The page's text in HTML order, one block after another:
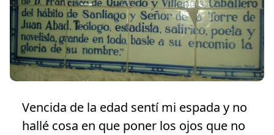
Vencida de la edad sentí mi espada y no
hallé cosa en que poner los ojos que no